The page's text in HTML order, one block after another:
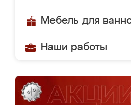
Мебель для
Наши работы